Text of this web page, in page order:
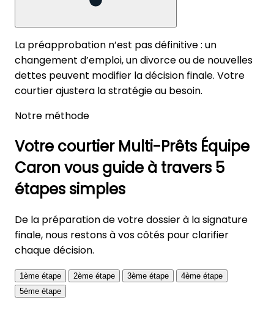
La préapprobation n’est pas définitive : un
changement d’emploi, un divorce ou de nouvelles
dettes peuvent modifier la décision finale. Votre
courtier ajustera la stratégie au besoin.
Notre méthode
Votre courtier Multi-Prêts Équipe
Caron vous guide à travers 5
étapes simples
De la préparation de votre dossier à la signature
finale, nous restons à vos côtés pour clarifier
chaque décision.
1ème étape 2ème étape 3ème étape
4ème étape
5ème étape